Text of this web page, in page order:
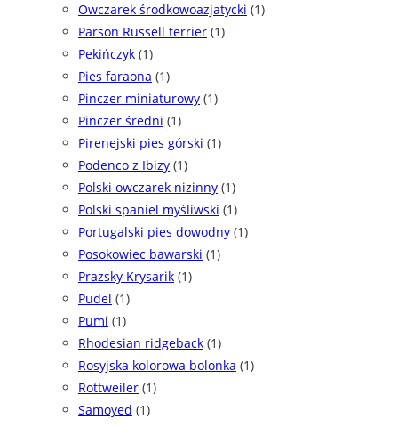
Owczarek środkowoazjatycki (1)
Parson Russell terrier (1)
Pekińczyk (1)
Pies faraona (1)
Pinczer miniaturowy (1)
Pinczer średni (1)
Pirenejski pies górski (1)
Podenco z Ibizy (1)
Polski owczarek nizinny (1)
Polski spaniel myśliwski (1)
Portugalski pies dowodny (1)
Posokowiec bawarski (1)
Prazsky Krysarik (1)
Pudel (1)
Pumi (1)
Rhodesian ridgeback (1)
Rosyjska kolorowa bolonka (1)
Rottweiler (1)
Samoyed (1)